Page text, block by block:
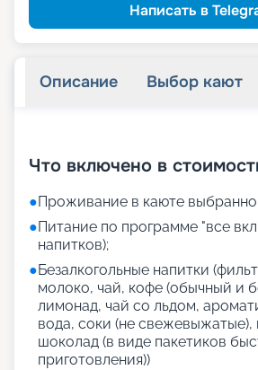
Написать в
Описание Выбор кают
Что включено в
●Проживание в каюте
●Питание по программе "все
напитков);
●Безалкогольные напитки
молоко, чай, кофе (обычный и
лимонад, чай со льдом,
вода, соки (не свежевыжатые),
шоколад (в виде пакетиков
приготовления))